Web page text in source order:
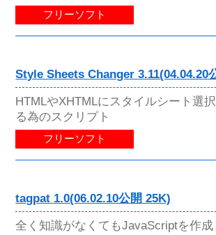
フリーソフト
Style Sheets Changer 3.11(04.04.20
HTMLやXHTMLにスタイルシート選
る為のスクリプト
フリーソフト
tagpat 1.0(06.02.10公開 25K)
全く知識がなくてもJavaScriptを作成